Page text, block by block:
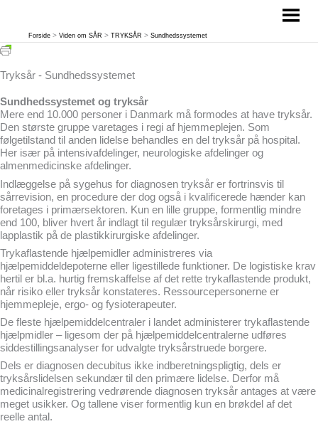
indholdetForside Viden om SÅR TRYKSÅR Sundhedssystemet
Tryksår - Sundhedssystemet
Sundhedssystemet og tryksår
Mere end 10.000 personer i Danmark må formodes at have tryksår.
Den største gruppe varetages i regi af hjemmeplejen. Som
følgetilstand til anden lidelse behandles en del tryksår på hospital.
Her især på intensivafdelinger, neurologiske afdelinger og
almenmedicinske afdelinger.
Indlæggelse på sygehus for diagnosen tryksår er fortrinsvis til
sårrevision, en procedure der dog også i kvalificerede hænder kan
foretages i primærsektoren. Kun en lille gruppe, formentlig mindre
end 100, bliver hvert år indlagt til regulær tryksårskirurgi, med
lapplastik på de plastikkirurgiske afdelinger.
Trykaflastende hjælpemidler administreres via
hjælpemiddeldepoterne eller ligestillede funktioner. De logistiske krav
hertil er bl.a. hurtig fremskaffelse af det rette trykaflastende produkt,
når risiko eller tryksår konstateres. Ressourcepersonerne er
hjemmepleje, ergo- og fysioterapeuter.
De fleste hjælpemiddelcentraler i landet administerer trykaflastende
hjælpmidler – ligesom der på hjælpemiddelcentralerne udføres
siddestillingsanalyser for udvalgte tryksårstruede borgere.
Dels er diagnosen decubitus ikke indberetningspligtig, dels er
tryksårslidelsen sekundær til den primære lidelse. Derfor må
medicinalregistrering vedrørende diagnosen tryksår antages at være
meget usikker. Og tallene viser formentlig kun en brøkdel af det
reelle antal.